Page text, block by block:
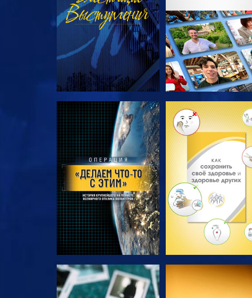
СМОТРЕТЬ ПЕРЕДАЧИ СМОТРЕТЬ ПЕРЕДАЧИ
СМОТРЕТЬ